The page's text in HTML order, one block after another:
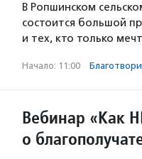
В Ропшинском
состоится большой
и тех, кто только
Начало: 11:00 ·
Вебинар «Как
о